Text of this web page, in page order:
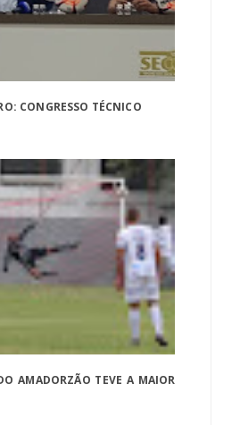
CONGRESSO TÉCNICO
AMADORZÃO TEVE A MAIOR